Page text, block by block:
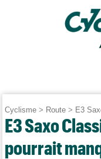
Cyclisme > Route > E3
E3 Saxo
pourrait